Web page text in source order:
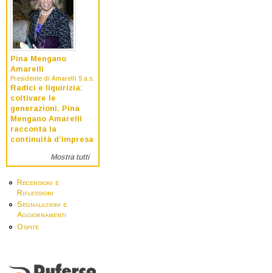
Pina Mengano
Amarelli
Presidente di Amarelli S.a.s.
Radici e liquirizia:
coltivare le
generazioni. Pina
Mengano Amarelli
racconta la
continuità d’impresa
Mostra tutti
Recensioni e
Riflessioni
Segnalazioni e
Aggiornamenti
Ospite